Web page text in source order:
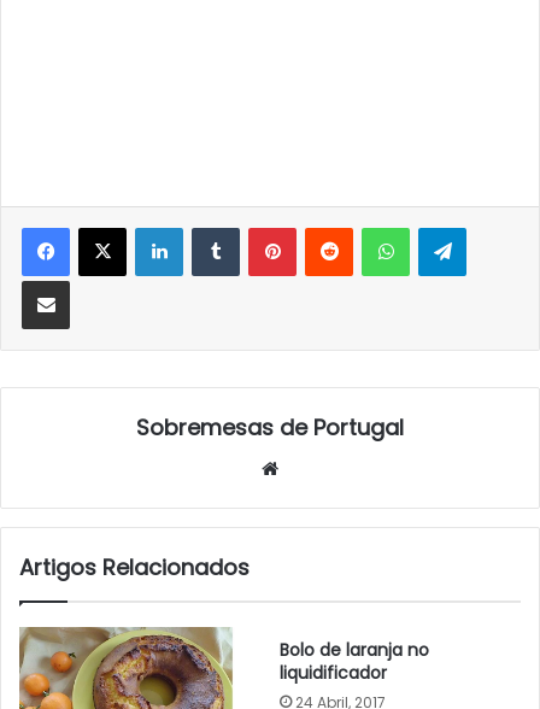
LinkedInTumblrPinterestReddit WhatsApp
Partilhar Via Email
Sobremesas de Portugal
Artigos Relacionados
Bolo de laranja no
liquidificador
24 Abril, 2017